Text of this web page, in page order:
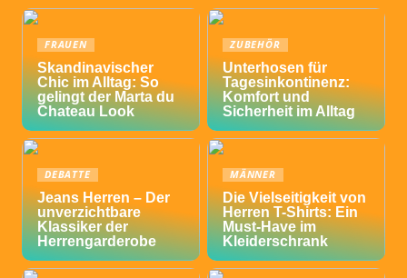
FRAUEN
Skandinavischer
Chic im Alltag: So
gelingt der Marta du
Chateau Look
ZUBEHÖR
Unterhosen für
Tagesinkontinenz:
Komfort und
Sicherheit im Alltag
DEBATTE
Jeans Herren – Der
unverzichtbare
Klassiker der
Herrengarderobe
MÄNNER
Die Vielseitigkeit von
Herren T-Shirts: Ein
Must-Have im
Kleiderschrank